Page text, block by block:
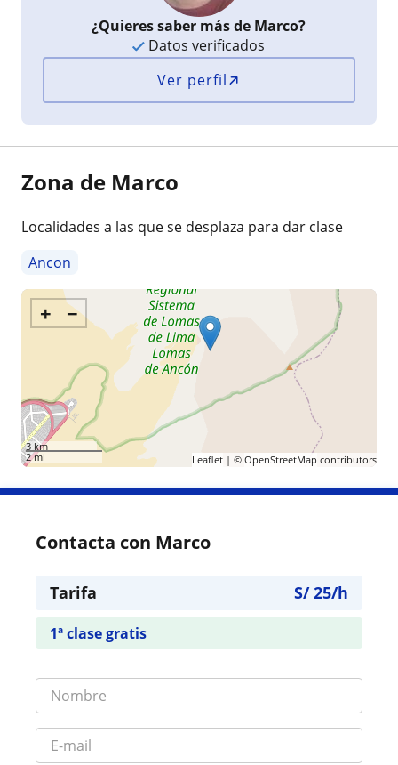
¿Quieres saber más de Marco?
Datos verificados
Ver perfil
Zona de Marco
Localidades a las que se desplaza para dar clase
Ancon
+ −
3 km
2 mi
Leaflet| © OpenStreetMap contributors
Contacta con Marco
Tarifa S/25/h
1ª clase gratis